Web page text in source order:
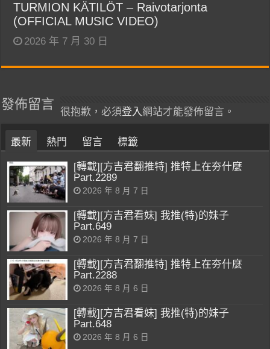
TURMION KÄTILÖT – Raivotarjonta
(OFFICIAL MUSIC VIDEO)
2026 年 7 月 30 日
發佈留言
很抱歉，必須登入網站才能發佈留言。
最新 熱門 留言 標籤
[轉載][方吉君翻推特] 推特上在夯什麼
Part.2289
2026 年 8 月 7 日
[轉載][方吉君看妹] 我推(特)的妹子
Part.649
2026 年 8 月 7 日
[轉載][方吉君翻推特] 推特上在夯什麼
Part.2288
2026 年 8 月 6 日
[轉載][方吉君看妹] 我推(特)的妹子
Part.648
2026 年 8 月 6 日